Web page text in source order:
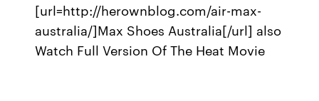
[url=http://herownblog.com/air-max-
australia/]Max Shoes Australia[/url] also
Watch Full Version Of The Heat Movie